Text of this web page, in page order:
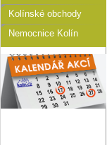
Kolínské obchody
Nemocnice Kolín